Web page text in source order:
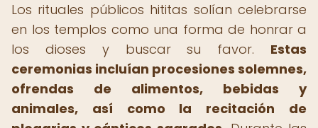
Los rituales públicos hititas solían celebrarse
en los templos como una forma de honrar a
los dioses y buscar su favor. Estas
ceremonias incluían procesiones solemnes,
ofrendas de alimentos, bebidas y
animales, así como la recitación de